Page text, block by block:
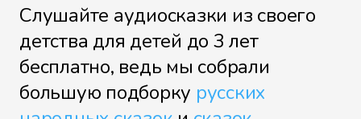
Слушайте аудиосказки из своего
детства для детей до 3 лет
бесплатно, ведь мы собрали
большую подборку русских